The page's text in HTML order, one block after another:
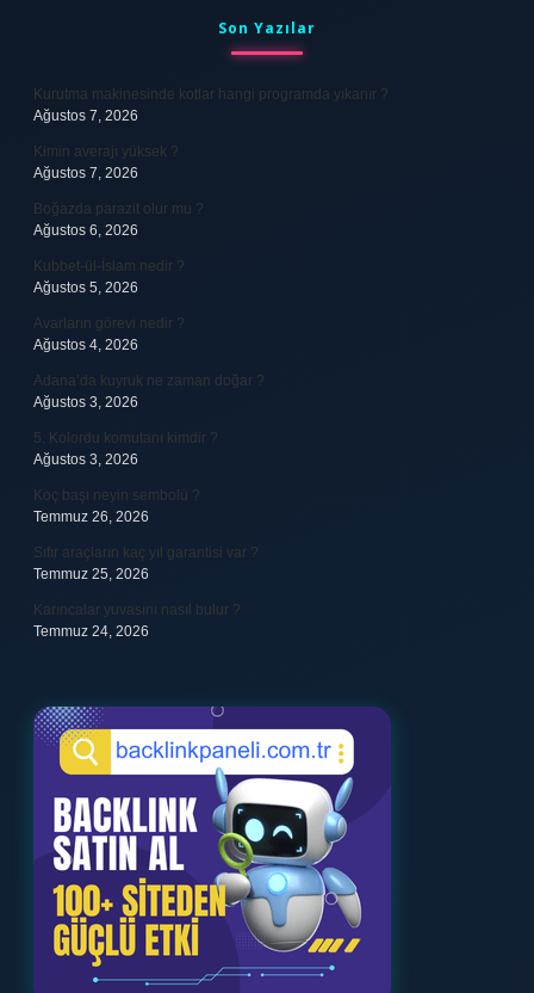
Son Yazılar
Kurutma makinesinde kotlar hangi programda yıkanır ?
Ağustos 7, 2026
Kimin averajı yüksek ?
Ağustos 7, 2026
Boğazda parazit olur mu ?
Ağustos 6, 2026
Kubbet-ül-İslam nedir ?
Ağustos 5, 2026
Avarların görevi nedir ?
Ağustos 4, 2026
Adana’da kuyruk ne zaman doğar ?
Ağustos 3, 2026
5. Kolordu komutanı kimdir ?
Ağustos 3, 2026
Koç başı neyin sembolü ?
Temmuz 26, 2026
Sıfır araçların kaç yıl garantisi var ?
Temmuz 25, 2026
Karıncalar yuvasını nasıl bulur ?
Temmuz 24, 2026